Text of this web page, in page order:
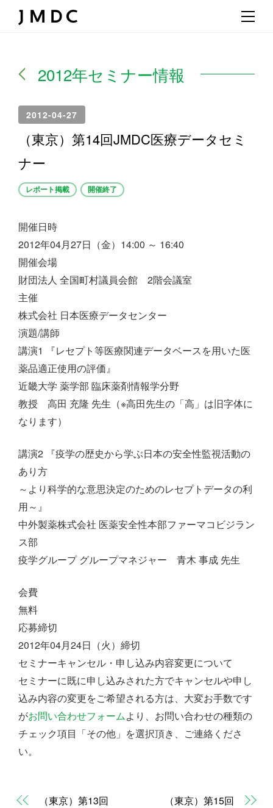
2012年セミナー情報
2012-04-27
（東京）第14回JMDC医療データセミ
ナー
レポート掲載 開催終了
開催日時
2012年04月27日（金）14:00 ～ 16:40
開催会場
財団法人 全国町村議員会館 2階会議室
主催
株式会社 日本医療データセンター
演題/講師
講演1 『レセプト等医療関連データベースを用いた医
薬品適正使用の評価』
近畿大学 薬学部 臨床薬剤情報学分野
教授 高田 充隆 先生（※高田先生の「高」は旧字体に
なります）
講演2 『疫学の歴史から学ぶ日本の安全性監視活動の
あり方
～より科学的な意思決定のためのレセプトデータの利
用～』
中外製薬株式会社 医薬安全性本部ファーマコビジラン
ス部
疫学グループ グループマネジャー 青木 事成 先生
会費
無料
応募締切
2012年04月24日（火）締切
セミナーキャンセル・申し込み内容変更について
セミナーに既に申し込みされた方でキャンセルや申し
込み内容の変更をご希望される方は、大変お手数です
がお問い合わせフォームより、お問い合わせの種類の
チェック項目「その他」を選択頂き、ご連絡くださ
い。
（東京）第13回
（東京）第15回